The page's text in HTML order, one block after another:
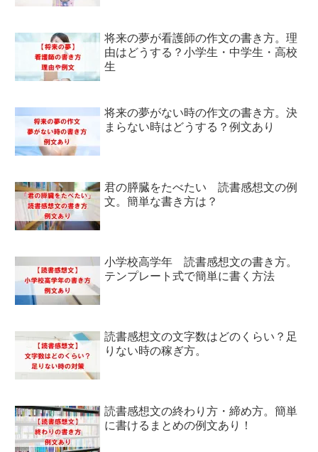
将来の夢が看護師の作文の書き方。理
由はどうする？小学生・中学生・高校
生
将来の夢がない時の作文の書き方。決
まらない時はどうする？例文あり
君の膵臓をたべたい 読書感想文の例
文。簡単な書き方は？
小学校高学年 読書感想文の書き方。
テンプレート式で簡単に書く方法
読書感想文の文字数はどのくらい？足
りない時の稼ぎ方。
読書感想文の終わり方・締め方。簡単
に書けるまとめの例文あり！